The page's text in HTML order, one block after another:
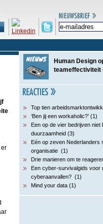
Human Design
teameffectiviteit
Top tien
‘Ben jij een workaholic?’ (1)
Een op de vier bedrijven niet
duurzaamheid (3)
Eén op zeven Nederlanders
organisatie (1)
Drie manieren om te
Een cyber-survivalgids voor
cyberaanvallen? (1)
Mind your data (1)